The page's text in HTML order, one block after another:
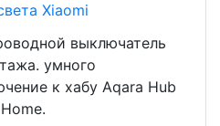
Xiaomi
выключатель
умного
к хабу Aqara Hub